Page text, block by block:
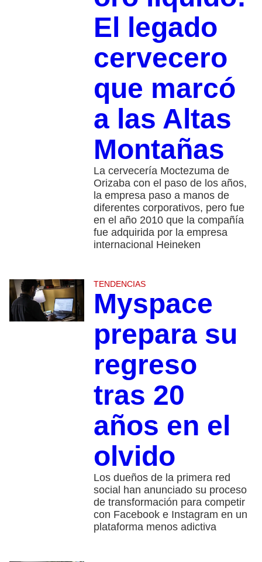
El legado
cervecero
que marcó
a las Altas
Montañas
La cervecería Moctezuma de
Orizaba con el paso de los años,
la empresa paso a manos de
diferentes corporativos, pero fue
en el año 2010 que la compañía
fue adquirida por la empresa
internacional Heineken
TENDENCIAS
Myspace
prepara su
regreso
tras 20
años en el
olvido
Los dueños de la primera red
social han anunciado su proceso
de transformación para competir
con Facebook e Instagram en un
plataforma menos adictiva